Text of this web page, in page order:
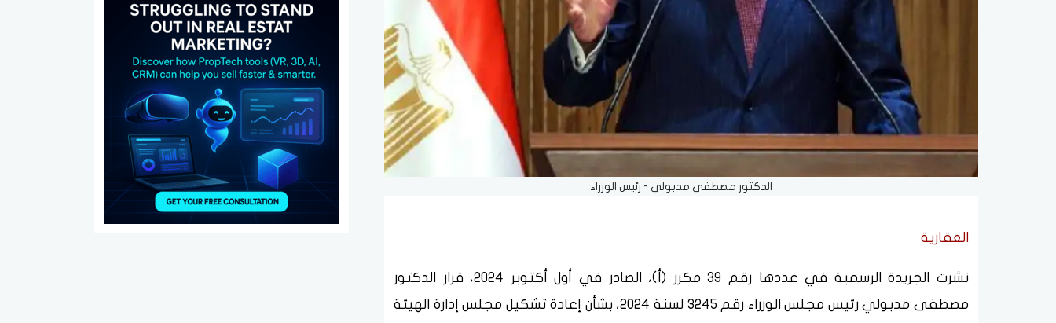
الدكتور مصطفى مدبولي - رئيس الوزراء
العقارية
نشرت الجريدة الرسمية في عددها رقم 39 مكرر (أ)، الصادر في أول أكتوبر 2024، قرار الدكتور
مصطفى مدبولي رئيس مجلس الوزراء رقم 3245 لسنة 2024، بشأن إعادة تشكيل مجلس إدارة الهيئة